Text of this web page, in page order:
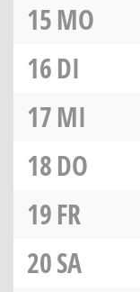
15MO
16DI
17MI
18DO
19FR
20SA